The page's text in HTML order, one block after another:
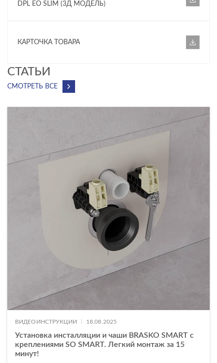
DPL EO SLIM (3Д МОДЕЛЬ)
КАРТОЧКА ТОВАРА
CТАТЬИ
СМОТРЕТЬ ВСЕ
ВИДЕОИНСТРУКЦИИ 18.08.2025
Установка инсталляции и чаши BRASKO SMART с
креплениями SO SMART. Легкий монтаж за 15
минут!